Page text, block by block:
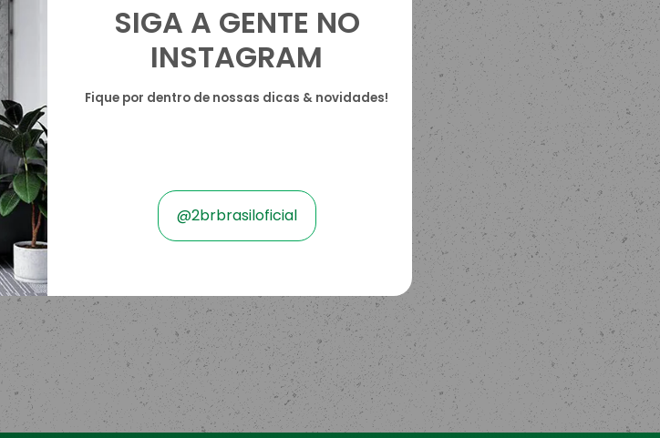
SIGA A GENTE NO
INSTAGRAM
Fique por dentro de nossas dicas & novidades!
@2brbrasiloficial